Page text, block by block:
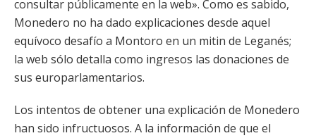
consultar públicamente en la web». Como es sabido,
Monedero no ha dado explicaciones desde aquel
equívoco desafío a Montoro en un mitin de Leganés;
la web sólo detalla como ingresos las donaciones de
sus europarlamentarios.
Los intentos de obtener una explicación de Monedero
han sido infructuosos. A la información de que el